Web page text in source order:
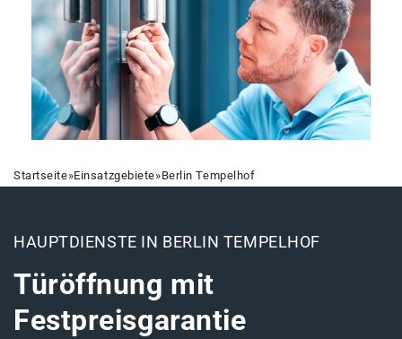
Startseite»Einsatzgebiete»Berlin Tempelhof
HAUPTDIENSTE IN BERLIN TEMPELHOF
Türöffnung mit
Festpreisgarantie